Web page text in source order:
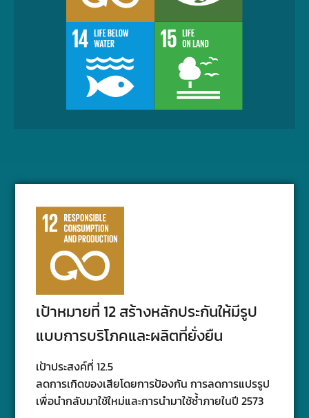
เป้าหมายที่ 12 สร้างหลักประกันให้มีรูป
แบบการบริโภคและผลิตที่ยั่งยืน
เป้าประสงค์ที่ 12.5
ลดการเกิดของเสียโดยการป้องกัน การลดการแปรรูป
เพื่อนํากลับมาใช้ใหม่และการนํามาใช้ซ้ำภายในปี 2573